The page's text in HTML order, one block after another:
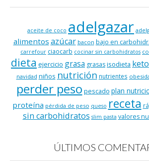
aceite de coco adelgazar
alimentos azúcar bacon bajo en
carrefour ciaocarb cocinar sin carbohidratos
dieta ejercicio grasa grasasisodieta keto
navidad niños nutrición nutrientes
perder peso pescado plan
proteína pérdida de peso queso receta
sin carbohidratos slim pasta valores
ÚLTIMOS